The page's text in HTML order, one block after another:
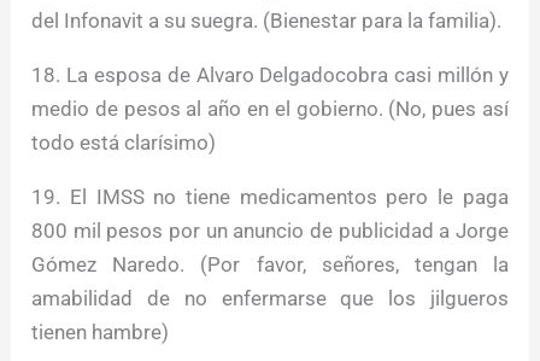
del Infonavit a su suegra. (Bienestar para la familia).
18. La esposa de Alvaro Delgadocobra casi millón y
medio de pesos al año en el gobierno. (No, pues así
todo está clarísimo)
19. El IMSS no tiene medicamentos pero le paga
800 mil pesos por un anuncio de publicidad a Jorge
Gómez Naredo. (Por favor, señores, tengan la
amabilidad de no enfermarse que los jilgueros
tienen hambre)